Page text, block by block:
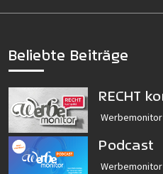
Beliebte Beiträge
RECHT
Podcast